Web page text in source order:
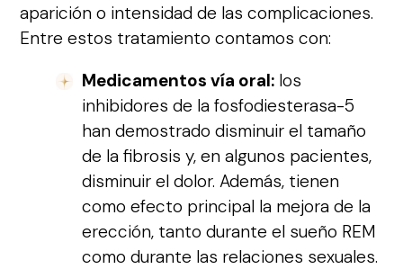
aparición o intensidad de las complicaciones.
Entre estos tratamiento contamos con:
Medicamentos vía oral:los
inhibidores de la fosfodiesterasa-5
han demostrado disminuir el tamaño
de la fibrosis y, en algunos pacientes,
disminuir el dolor. Además, tienen
como efecto principal la mejora de la
erección, tanto durante el sueño REM
como durante las relaciones sexuales.